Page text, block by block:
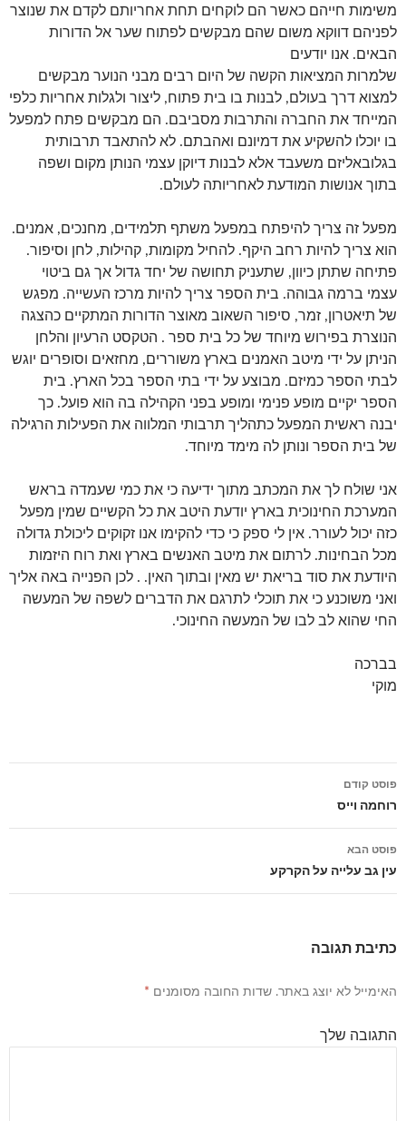
משימות חייהם כאשר הם לוקחים תחת אחריותם לקדם את שנוצר
לפניהם דווקא משום שהם מבקשים לפתוח שער אל הדורות
הבאים. אנו יודעים
שלמרות המציאות הקשה של היום רבים מבני הנוער מבקשים
למצוא דרך בעולם, לבנות בו בית פתוח, ליצור ולגלות אחריות כלפי
המייחד את החברה והתרבות מסביבם. הם מבקשים פתח למפעל
בו יוכלו להשקיע את דמיונם ואהבתם. לא להתאבד תרבותית
בגלובאליזם משעבד אלא לבנות דיוקן עצמי הנותן מקום ושפה
בתוך אנושות המודעת לאחריותה לעולם.
מפעל זה צריך להיפתח במפעל משתף תלמידים, מחנכים, אמנים.
הוא צריך להיות רחב היקף. להחיל מקומות, קהילות, לחן וסיפור.
פתיחה שתתן כיוון, שתעניק תחושה של יחד גדול אך גם ביטוי
עצמי ברמה גבוהה. בית הספר צריך להיות מרכז העשייה. מפגש
של תיאטרון, זמר, סיפור השאוב מאוצר הדורות המתקיים כהצגה
הנוצרת בפירוש מיוחד של כל בית ספר . הטקסט הרעיון והלחן
הניתן על ידי מיטב האמנים בארץ משוררים, מחזאים וסופרים יוגש
לבתי הספר כמיזם. מבוצע על ידי בתי הספר בכל הארץ. בית
הספר יקיים מופע פנימי ומופע בפני הקהילה בה הוא פועל. כך
יבנה ראשית המפעל כתהליך תרבותי המלווה את הפעילות הרגילה
של בית הספר ונותן לה מימד מיוחד.
אני שולח לך את המכתב מתוך ידיעה כי את כמי שעמדה בראש
המערכת החינוכית בארץ יודעת היטב את כל הקשיים שמין מפעל
כזה יכול לעורר. אין לי ספק כי כדי להקימו אנו זקוקים ליכולת גדולה
מכל הבחינות. לרתום את מיטב האנשים בארץ ואת רוח היזמות
היודעת את סוד בריאת יש מאין ובתוך האין. . לכן הפנייה באה אליך
ואני משוכנע כי את תוכלי לתרגם את הדברים לשפה של המעשה
החי שהוא לב לבו של המעשה החינוכי.
בברכה
מוקי
ניווט
פוסטים
פוסט קודם
רוחמה וייס
פוסט הבא
עין גב עלייה על הקרקע
כתיבת תגובה
האימייל לא יוצג באתר. שדות החובה מסומנים *
התגובה שלך